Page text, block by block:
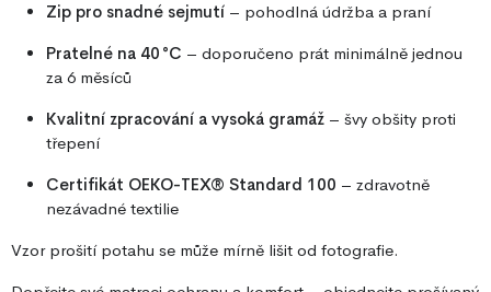
Zip pro snadné sejmutí – pohodlná údržba a praní
Pratelné na 40 °C – doporučeno prát minimálně jednou
za 6 měsíců
Kvalitní zpracování a vysoká gramáž – švy obšity proti
třepení
Certifikát OEKO-TEX® Standard 100 – zdravotně
nezávadné textilie
Vzor prošití potahu se může mírně lišit od fotografie.